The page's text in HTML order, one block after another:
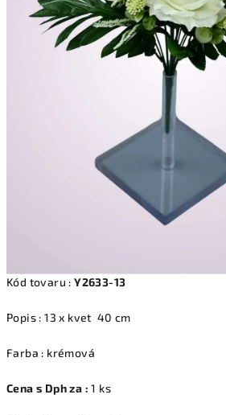
Kód tovaru :Y2633-13
Popis : 13 x kvet 40 cm
Farba : krémová
Cena s Dph za : 1 ks